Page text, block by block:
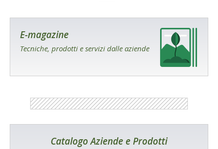
E-magazine
Tecniche, prodotti e servizi dalle aziende
Catalogo Aziende e Prodotti